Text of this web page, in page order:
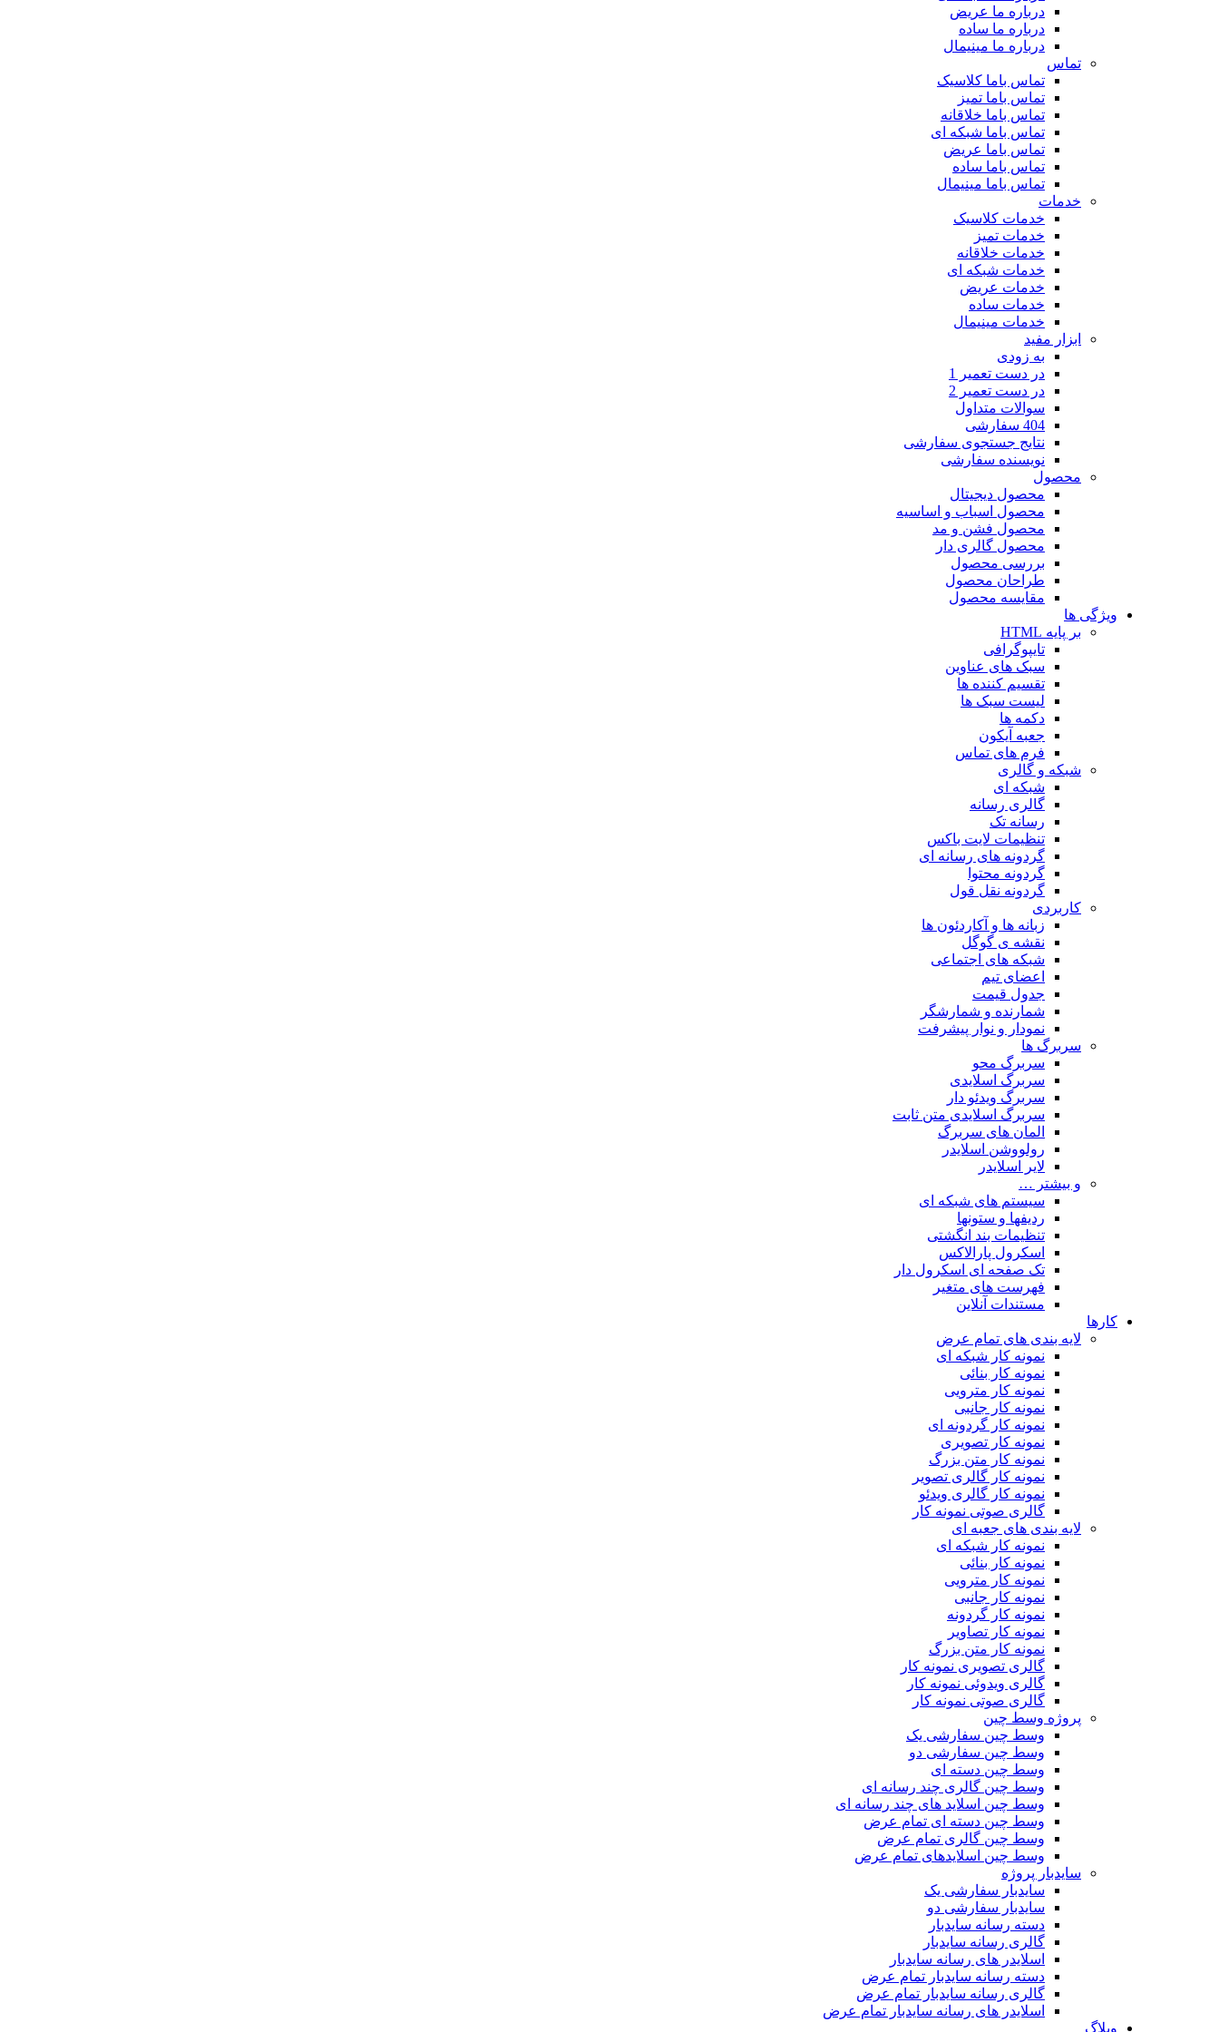
درباره ما عریض
درباره ما ساده
درباره ما مینیمال
تماس
تماس باما کلاسیک
تماس باما تمیز
تماس باما خلاقانه
تماس باما شبکه ای
تماس باما عریض
تماس باما ساده
تماس باما مینیمال
خدمات
خدمات کلاسیک
خدمات تمیز
خدمات خلاقانه
خدمات شبکه ای
خدمات عریض
خدمات ساده
خدمات مینیمال
ابزار مفید
به زودی
در دست تعمیر 1
در دست تعمیر 2
سوالات متداول
404 سفارشی
نتایج جستجوی سفارشی
نویسنده سفارشی
محصول
محصول دیجیتال
محصول اسباب و اساسیه
محصول فشن و مد
محصول گالری دار
بررسی محصول
طراحان محصول
مقایسه محصول
ویژگی ها
بر پایه HTML
تایپوگرافی
سبک های عناوین
تقسیم کننده ها
لیست سبک ها
دکمه ها
جعبه آیکون
فرم های تماس
شبکه و گالری
شبکه ای
گالری رسانه
رسانه تک
تنظیمات لایت باکس
گردونه های رسانه ای
گردونه محتوا
گردونه نقل قول
کاربردی
زبانه ها و آکاردئون ها
نقشه ی گوگل
شبکه های اجتماعی
اعضای تیم
جدول قیمت
شمارنده و شمارشگر
نمودار و نوار پیشرفت
سربرگ ها
سربرگ محو
سربرگ اسلایدی
سربرگ ویدئو دار
سربرگ اسلایدی متن ثابت
المان های سربرگ
رولووشن اسلایدر
لایر اسلایدر
و بیشتر …
سیستم های شبکه ای
ردیفها و ستونها
تنظیمات بند انگشتی
اسکرول پارالاکس
تک صفحه ای اسکرول دار
فهرست های متغیر
مستندات آنلاین
کارها
لایه بندی های تمام عرض
نمونه کار شبکه ای
نمونه کار بنائی
نمونه کار مترویی
نمونه کار جانبی
نمونه کار گردونه ای
نمونه کار تصویری
نمونه کار متن بزرگ
نمونه کار گالری تصویر
نمونه کار گالری ویدئو
گالری صوتی نمونه کار
لایه بندی های جعبه ای
نمونه کار شبکه ای
نمونه کار بنائی
نمونه کار مترویی
نمونه کار جانبی
نمونه کار گردونه
نمونه کار تصاویر
نمونه کار متن بزرگ
گالری تصویری نمونه کار
گالری ویدوئی نمونه کار
گالری صوتی نمونه کار
پروژه وسط چین
وسط چین سفارشی یک
وسط چین سفارشی دو
وسط چین دسته ای
وسط چین گالری چند رسانه ای
وسط چین اسلاید های چند رسانه ای
وسط چین دسته ای تمام عرض
وسط چین گالری تمام عرض
وسط چین اسلایدهای تمام عرض
سایدبار پروژه
سایدبار سفارشی یک
سایدبار سفارشی دو
دسته رسانه سایدبار
گالری رسانه سایدبار
اسلایدر های رسانه سایدبار
دسته رسانه سایدبار تمام عرض
گالری رسانه سایدبار تمام عرض
اسلایدر های رسانه سایدبار تمام عرض
وبلاگ